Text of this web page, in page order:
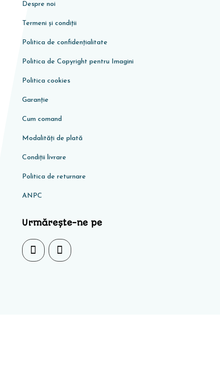
Despre noi
Termeni și condiții
Politica de confidențialitate
Politica de Copyright pentru Imagini
Politica cookies
Garanţie
Cum comand
Modalități de plată
Condiţii livrare
Politica de returnare
ANPC
Urmărește-ne pe